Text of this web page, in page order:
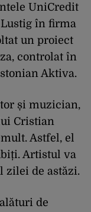
UniCredit
în firma
un proiect
controlat în
Aktiva.
și muzician,
Cristian
Astfel, el
Artistul va
zilei de astăzi.
de